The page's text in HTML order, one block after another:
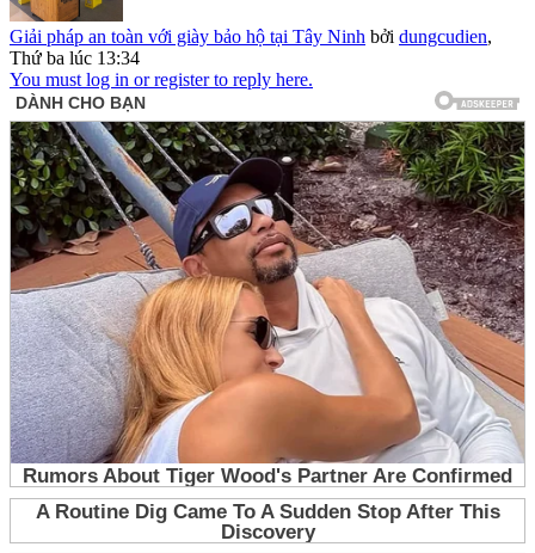
Giải pháp an toàn với giày bảo hộ tại Tây Ninh bởi dungcudien,
Thứ ba lúc 13:34
You must log in or register to reply here.